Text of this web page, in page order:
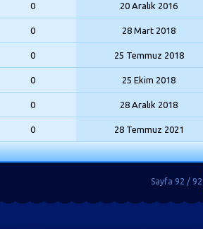
0
20 Aralık 2016
0
28 Mart 2018
0
25 Temmuz 2018
0
25 Ekim 2018
0
28 Aralık 2018
0 28 Temmuz 2021
Sayfa 92 / 92